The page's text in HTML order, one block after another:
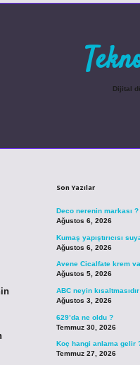
Dijital
Son Yazılar
Deco nerenin markası ?
Ağustos 6, 2026
Kumaş yapıştırıcısı
Ağustos 6, 2026
Avene Cicalfate krem
Ağustos 5, 2026
ABC neyin
Ağustos 3, 2026
629’da ne oldu ?
Temmuz 30, 2026
Koç hangi anlama gelir
Temmuz 27, 2026